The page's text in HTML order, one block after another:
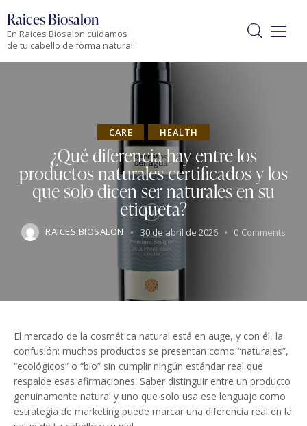
Raices Biosalon
En Raices Biosalon cuidamos
de tu cabello de forma natural
CARE HEALTH
¿Qué diferencia hay entre los
productos naturales certificados y los
que solo dicen ser naturales en su
etiqueta?
RAICES BIOSALON 30 de abril de 2026 0 Comments
El mercado de la cosmética natural está en auge, y con él, la
confusión: muchos productos se presentan como “naturales”,
“ecológicos” o “bio” sin cumplir ningún estándar real que
respalde esas afirmaciones. Saber distinguir entre un producto
genuinamente natural y uno que solo usa ese lenguaje como
estrategia de marketing puede marcar una diferencia real en la